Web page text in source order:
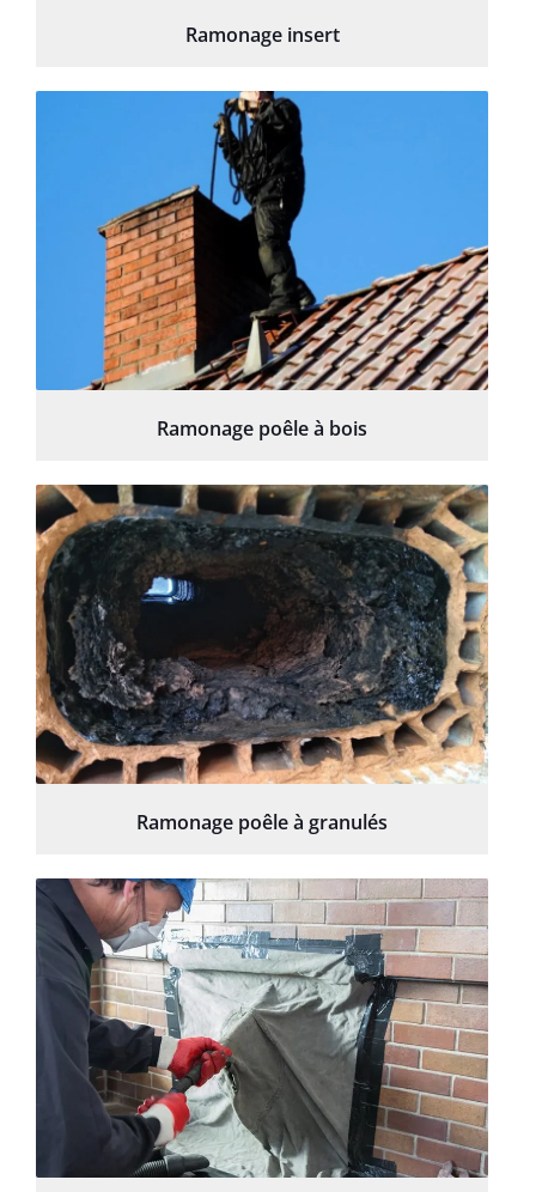
Ramonage insert
Ramonage poêle à bois
Ramonage poêle à granulés